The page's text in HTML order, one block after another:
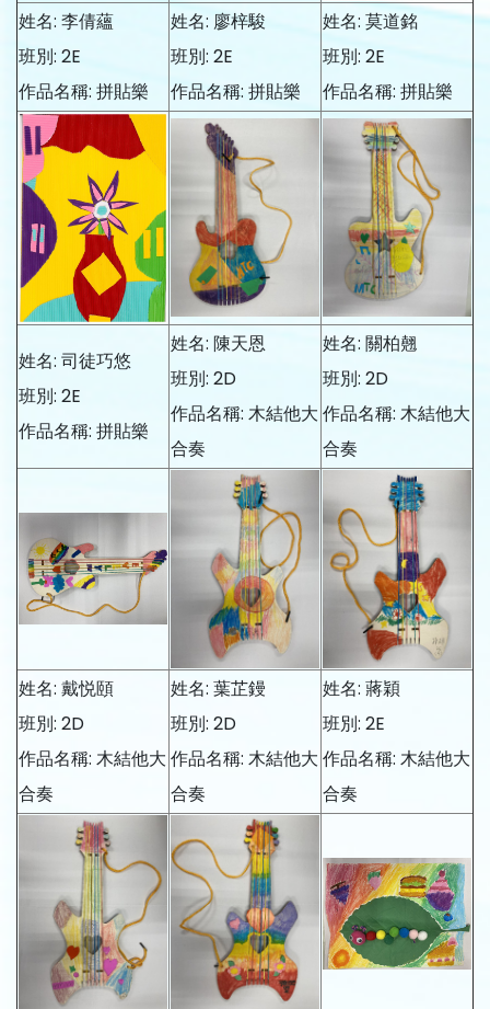
姓名: 李倩蘊
班別: 2E
作品名稱: 拼貼樂
姓名: 廖梓駿
班別: 2E
作品名稱: 拼貼樂
姓名: 莫道銘
班別: 2E
作品名稱: 拼貼樂
姓名: 司徒巧悠
班別: 2E
作品名稱: 拼貼樂
姓名: 陳天恩
班別: 2D
作品名稱: 木結他大
合奏
姓名: 關柏翹
班別: 2D
作品名稱: 木結他大
合奏
姓名: 戴悦頤
班別: 2D
作品名稱: 木結他大
合奏
姓名: 葉芷鏝
班別: 2D
作品名稱: 木結他大
合奏
姓名: 蔣穎
班別: 2E
作品名稱: 木結他大
合奏